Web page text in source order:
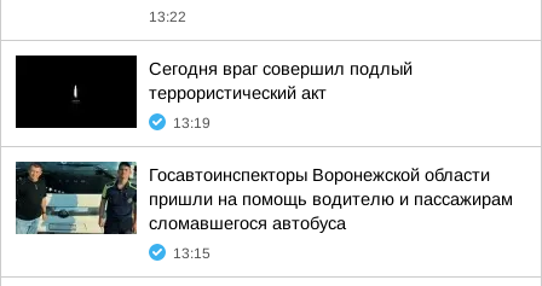
13:22
Сегодня враг совершил подлый
террористический акт
13:19
Госавтоинспекторы Воронежской области
пришли на помощь водителю и пассажирам
сломавшегося автобуса
13:15